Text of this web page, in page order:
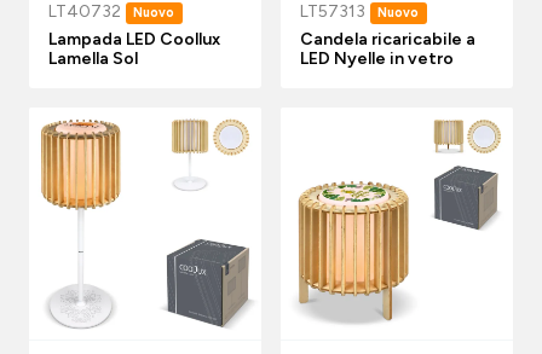
LT40732 Nuovo
Lampada LED Coollux
Lamella Sol
LT57313 Nuovo
Candela ricaricabile a
LED Nyelle in vetro